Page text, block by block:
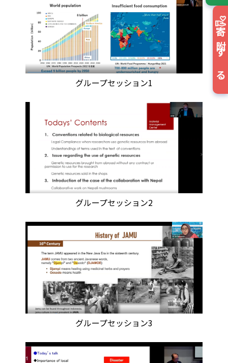
寄附する
グループセッション1
グループセッション2
グループセッション3